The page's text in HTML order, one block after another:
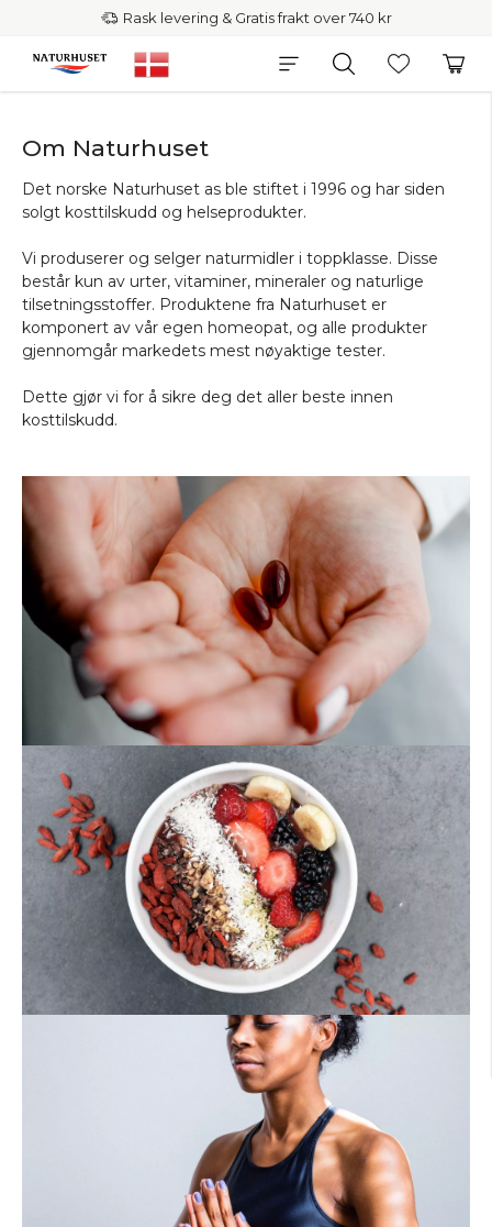
Rask levering & Gratis frakt over 740 kr
Om Naturhuset
Det norske Naturhuset as ble stiftet i 1996 og har siden
solgt kosttilskudd og helseprodukter.
Vi produserer og selger naturmidler i toppklasse. Disse
består kun av urter, vitaminer, mineraler og naturlige
tilsetningsstoffer. Produktene fra Naturhuset er
komponert av vår egen homeopat, og alle produkter
gjennomgår markedets mest nøyaktige tester.
Dette gjør vi for å sikre deg det aller beste innen
kosttilskudd.